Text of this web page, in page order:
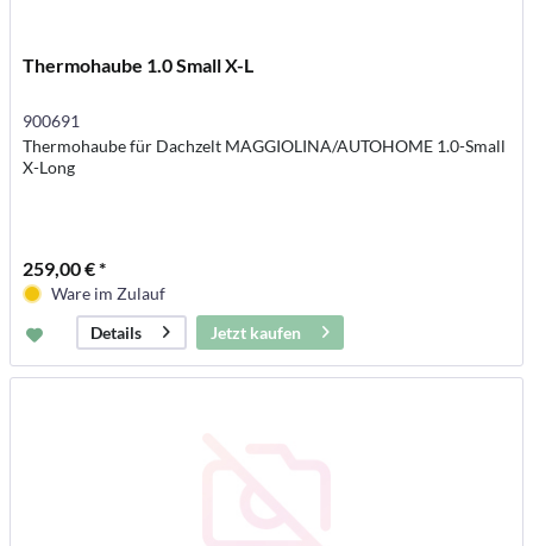
Thermohaube 1.0 Small X-L
900691
Thermohaube für Dachzelt MAGGIOLINA/AUTOHOME 1.0-Small
X-Long
259,00 € *
Ware im Zulauf
Details
Jetzt kaufen